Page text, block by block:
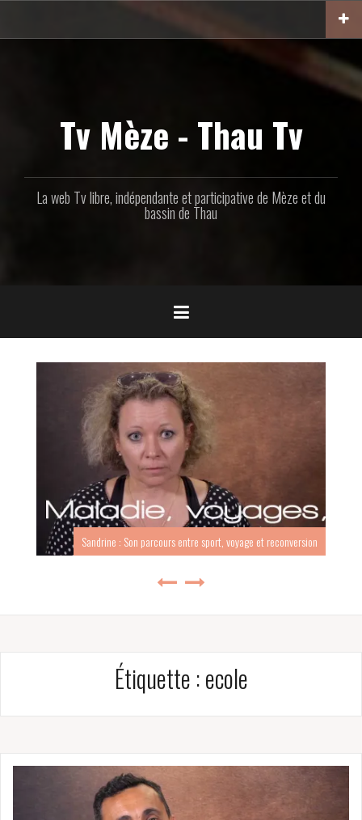
contenu
Tv Mèze - Thau Tv
La web Tv libre, indépendante et participative de Mèze et du
bassin de Thau
Sandrine : Son parcours entre sport, voyage et reconversion
Étiquette :ecole